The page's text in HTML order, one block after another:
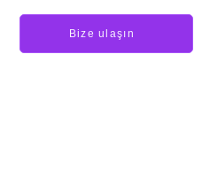
Bize ulaşın